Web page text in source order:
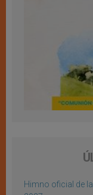
Himno oficial de